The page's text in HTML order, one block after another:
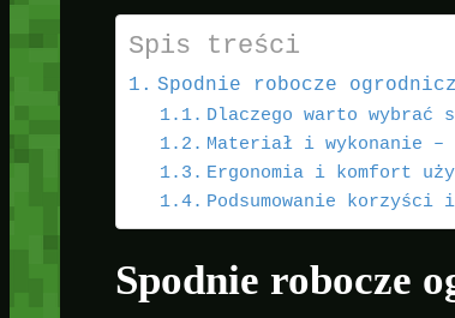
Spis treści
Spodnie robocze
Dlaczego warto wybrać
Materiał i wykonanie –
Ergonomia i komfort
Podsumowanie
Spodnie robocze